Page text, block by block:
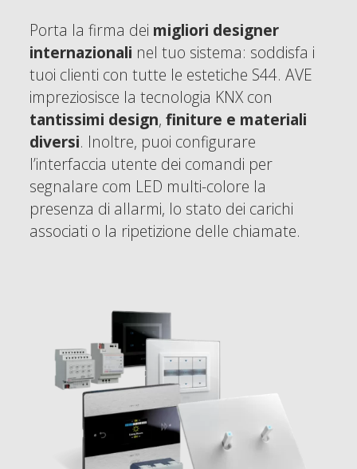
Porta la firma dei migliori designer
internazionali nel tuo sistema: soddisfa i
tuoi clienti con tutte le estetiche S44. AVE
impreziosisce la tecnologia KNX con
tantissimi design,finiture e materiali
diversi. Inoltre, puoi configurare
l’interfaccia utente dei comandi per
segnalare com LED multi-colore la
presenza di allarmi, lo stato dei carichi
associati o la ripetizione delle chiamate.